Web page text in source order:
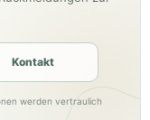
Kontakt
werden vertraulich